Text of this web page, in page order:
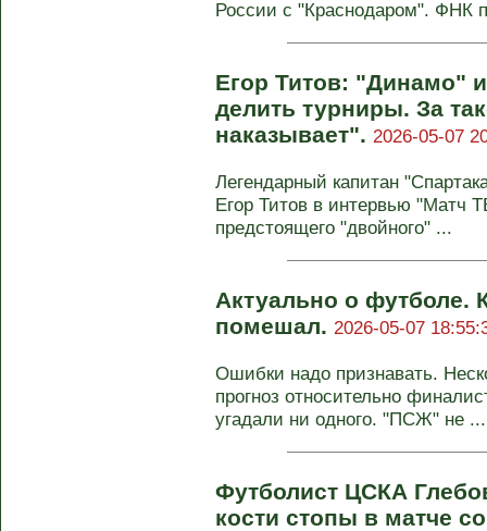
России с "Краснодаром". ФНК
Егор Титов: "Динамо"
делить турниры. За
наказывает". 2026-05-07
Легендарный капитан
Егор Титов в интервью "Матч
предстоящего "двойного" ...
Актуально о футболе.
помешал. 2026-05-07
Ошибки надо признавать.
прогноз относительно
угадали ни одного. "ПСЖ" не ...
Футболист ЦСКА
кости стопы в матче